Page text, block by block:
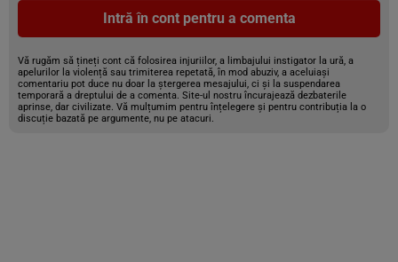
Intră în cont pentru a comenta
Vă rugăm să țineți cont că folosirea injuriilor, a limbajului instigator la ură, a
apelurilor la violență sau trimiterea repetată, în mod abuziv, a aceluiași
comentariu pot duce nu doar la ștergerea mesajului, ci și la suspendarea
temporară a dreptului de a comenta. Site-ul nostru încurajează dezbaterile
aprinse, dar civilizate. Vă mulțumim pentru înțelegere și pentru contribuția la o
discuție bazată pe argumente, nu pe atacuri.